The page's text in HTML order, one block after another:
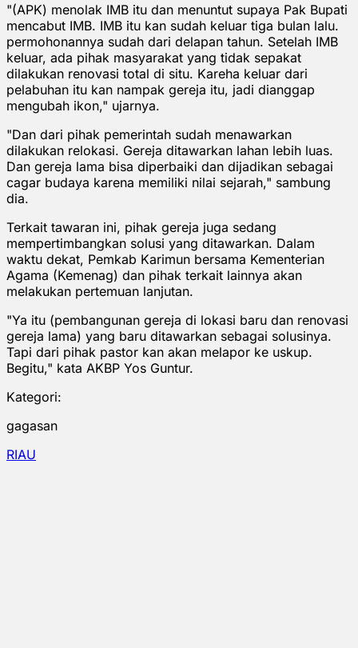
"(APK) menolak IMB itu dan menuntut supaya Pak Bupati
mencabut IMB. IMB itu kan sudah keluar tiga bulan lalu.
permohonannya sudah dari delapan tahun. Setelah IMB
keluar, ada pihak masyarakat yang tidak sepakat
dilakukan renovasi total di situ. Kareha keluar dari
pelabuhan itu kan nampak gereja itu, jadi dianggap
mengubah ikon," ujarnya.
"Dan dari pihak pemerintah sudah menawarkan
dilakukan relokasi. Gereja ditawarkan lahan lebih luas.
Dan gereja lama bisa diperbaiki dan dijadikan sebagai
cagar budaya karena memiliki nilai sejarah," sambung
dia.
Terkait tawaran ini, pihak gereja juga sedang
mempertimbangkan solusi yang ditawarkan. Dalam
waktu dekat, Pemkab Karimun bersama Kementerian
Agama (Kemenag) dan pihak terkait lainnya akan
melakukan pertemuan lanjutan.
"Ya itu (pembangunan gereja di lokasi baru dan renovasi
gereja lama) yang baru ditawarkan sebagai solusinya.
Tapi dari pihak pastor kan akan melapor ke uskup.
Begitu," kata AKBP Yos Guntur.
Kategori:
gagasan
RIAU